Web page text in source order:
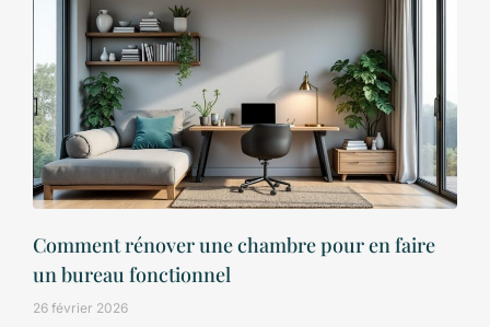
Comment rénover une chambre pour en faire
un bureau fonctionnel
26 février 2026